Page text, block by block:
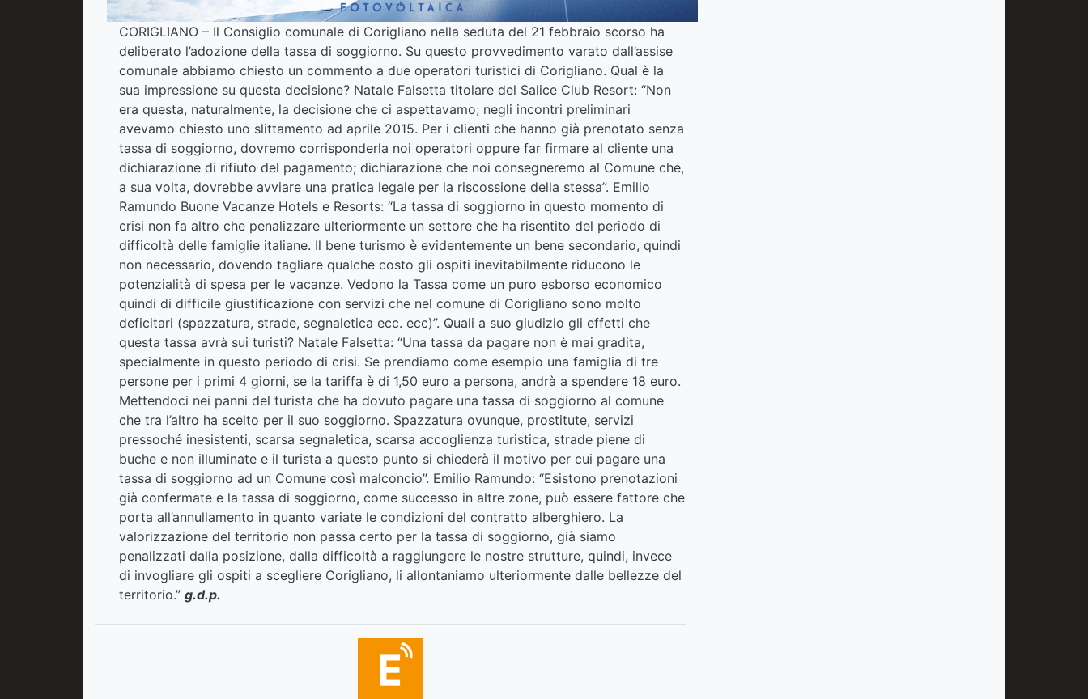
CORIGLIANO – Il Consiglio comunale di Corigliano nella seduta del 21 febbraio scorso ha
deliberato l’adozione della tassa di soggiorno. Su questo provvedimento varato dall’assise
comunale abbiamo chiesto un commento a due operatori turistici di Corigliano. Qual è la
sua impressione su questa decisione? Natale Falsetta titolare del Salice Club Resort: “Non
era questa, naturalmente, la decisione che ci aspettavamo; negli incontri preliminari
avevamo chiesto uno slittamento ad aprile 2015. Per i clienti che hanno già prenotato senza
tassa di soggiorno, dovremo corrisponderla noi operatori oppure far firmare al cliente una
dichiarazione di rifiuto del pagamento; dichiarazione che noi consegneremo al Comune che,
a sua volta, dovrebbe avviare una pratica legale per la riscossione della stessa”. Emilio
Ramundo Buone Vacanze Hotels e Resorts: “La tassa di soggiorno in questo momento di
crisi non fa altro che penalizzare ulteriormente un settore che ha risentito del periodo di
difficoltà delle famiglie italiane. Il bene turismo è evidentemente un bene secondario, quindi
non necessario, dovendo tagliare qualche costo gli ospiti inevitabilmente riducono le
potenzialità di spesa per le vacanze. Vedono la Tassa come un puro esborso economico
quindi di difficile giustificazione con servizi che nel comune di Corigliano sono molto
deficitari (spazzatura, strade, segnaletica ecc. ecc)”. Quali a suo giudizio gli effetti che
questa tassa avrà sui turisti? Natale Falsetta: “Una tassa da pagare non è mai gradita,
specialmente in questo periodo di crisi. Se prendiamo come esempio una famiglia di tre
persone per i primi 4 giorni, se la tariffa è di 1,50 euro a persona, andrà a spendere 18 euro.
Mettendoci nei panni del turista che ha dovuto pagare una tassa di soggiorno al comune
che tra l’altro ha scelto per il suo soggiorno. Spazzatura ovunque, prostitute, servizi
pressoché inesistenti, scarsa segnaletica, scarsa accoglienza turistica, strade piene di
buche e non illuminate e il turista a questo punto si chiederà il motivo per cui pagare una
tassa di soggiorno ad un Comune così malconcio”. Emilio Ramundo: “Esistono prenotazioni
già confermate e la tassa di soggiorno, come successo in altre zone, può essere fattore che
porta all’annullamento in quanto variate le condizioni del contratto alberghiero. La
valorizzazione del territorio non passa certo per la tassa di soggiorno, già siamo
penalizzati dalla posizione, dalla difficoltà a raggiungere le nostre strutture, quindi, invece
di invogliare gli ospiti a scegliere Corigliano, li allontaniamo ulteriormente dalle bellezze del
territorio.” g.d.p.